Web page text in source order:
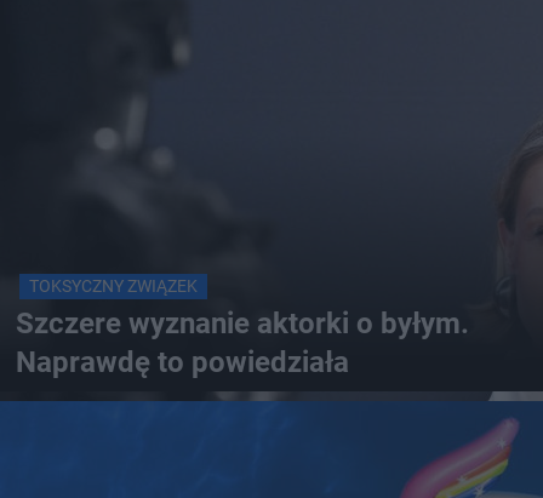
TOKSYCZNY ZWIĄZEK
Szczere wyznanie aktorki o byłym.
Naprawdę to powiedziała